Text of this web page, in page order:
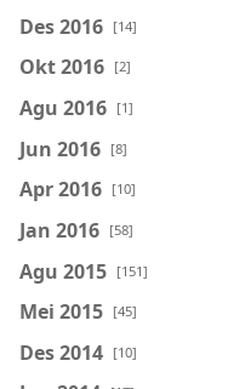
Des 2016 [14]
Okt 2016 [2]
Agu 2016 [1]
Jun 2016 [8]
Apr 2016 [10]
Jan 2016 [58]
Agu 2015 [151]
Mei 2015 [45]
Des 2014 [10]